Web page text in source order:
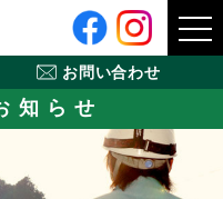
ニ
お問い合わせ
知らせ